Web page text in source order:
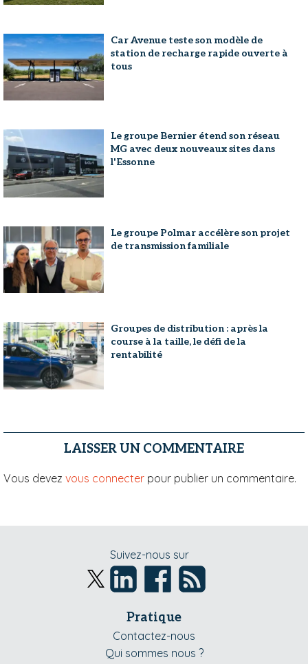
Car Avenue teste son modèle de
station de recharge rapide ouverte à
tous
Le groupe Bernier étend son réseau
MG avec deux nouveaux sites dans
l'Essonne
Le groupe Polmar accélère son projet
de transmission familiale
Groupes de distribution : après la
course à la taille, le défi de la
rentabilité
LAISSER UN COMMENTAIRE
Vous devez vous connecter pour publier un commentaire.
Suivez-nous sur
Pratique
Contactez-nous
Qui sommes nous ?